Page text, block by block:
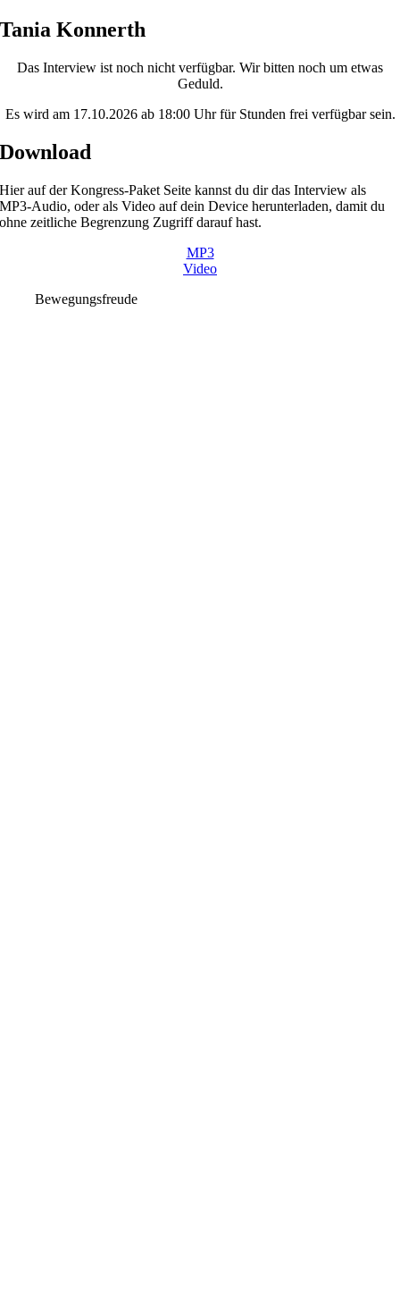
Skip
to
Tania Konnerth
Das Interview ist noch nicht verfügbar. Wir bitten noch um etwas
Geduld.
Es wird am 17.10.2026 ab 18:00 Uhr für Stunden frei verfügbar sein.
Download
Hier auf der Kongress-Paket Seite kannst du dir das Interview als
MP3-Audio, oder als Video auf dein Device herunterladen, damit du
ohne zeitliche Begrenzung Zugriff darauf hast.
MP3
Video
Bewegungsfreude